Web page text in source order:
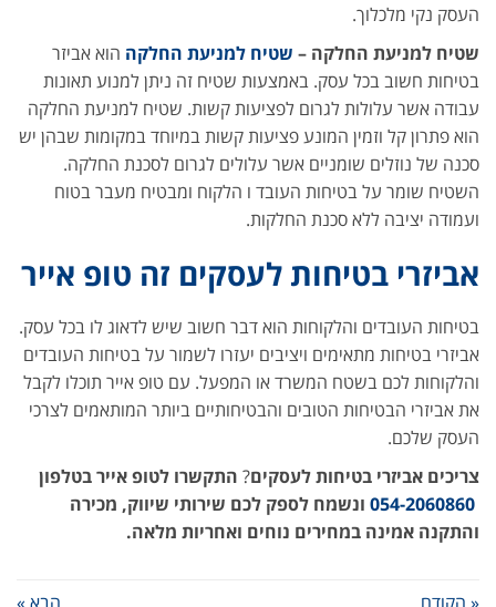
העסק נקי מלכלוך.
שטיח למניעת החלקה – שטיח למניעת החלקה הוא אביזר
בטיחות חשוב בכל עסק. באמצעות שטיח זה ניתן למנוע תאונות
עבודה אשר עלולות לגרום לפציעות קשות. שטיח למניעת החלקה
הוא פתרון קל וזמין המונע פציעות קשות במיוחד במקומות שבהן יש
סכנה של נוזלים שומניים אשר עלולים לגרום לסכנת החלקה.
השטיח שומר על בטיחות העובד ו הלקוח ומבטיח מעבר בטוח
ועמודה יציבה ללא סכנת החלקות.
אביזרי בטיחות לעסקים זה טופ אייר
בטיחות העובדים והלקוחות הוא דבר חשוב שיש לדאוג לו בכל עסק.
אביזרי בטיחות מתאימים ויציבים יעזרו לשמור על בטיחות העובדים
והלקוחות לכם בשטח המשרד או המפעל. עם טופ אייר תוכלו לקבל
את אביזרי הבטיחות הטובים והבטיחותיים ביותר המותאמים לצרכי
העסק שלכם.
צריכים אביזרי בטיחות לעסקים? התקשרו לטופ אייר בטלפון
054-2060860 ונשמח לספק לכם שירותי שיווק, מכירה
והתקנה אמינה במחירים נוחים ואחריות מלאה.
« הקודם הבא »